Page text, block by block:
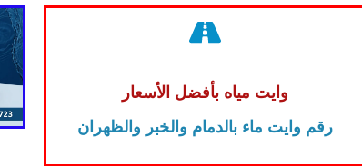
وايت مياه بأفضل الأسعار
رقم وايت ماء بالدمام والخبر والظهران